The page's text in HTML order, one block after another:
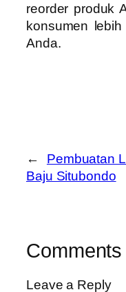
reorder produk
konsumen
Anda.
←
Pembuatan
Baju Situbondo
Comments
Leave a Reply